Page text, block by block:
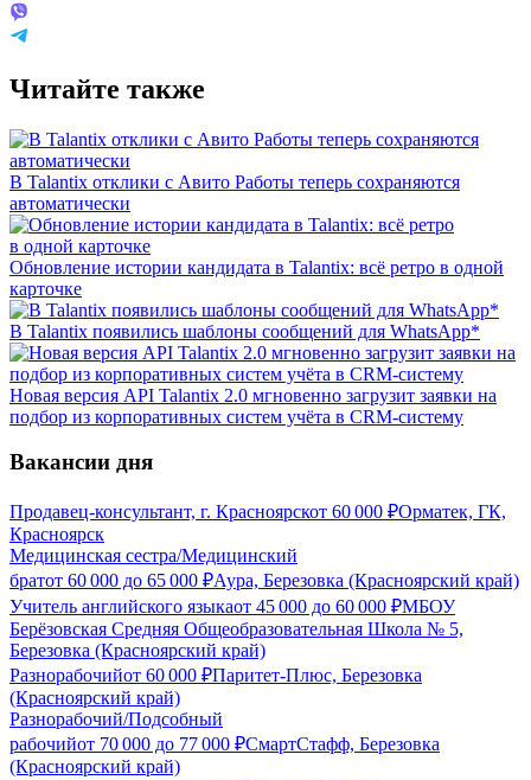
Читайте также
В Talantix отклики с Авито Работы теперь сохраняются
автоматически
Обновление истории кандидата в Talantix: всё ретро в одной
карточке
В Talantix появились шаблоны сообщений для WhatsApp*
Новая версия API Talantix 2.0 мгновенно загрузит заявки на
подбор из корпоративных систем учёта в CRM-систему
Вакансии дня
Продавец-консультант, г. Красноярскот 60 000 ₽Орматек, ГК,
Красноярск
Медицинская сестра/Медицинский
братот 60 000 до 65 000 ₽Аура, Березовка (Красноярский край)
Учитель английского языкаот 45 000 до 60 000 ₽МБОУ
Берёзовская Средняя Общеобразовательная Школа № 5,
Березовка (Красноярский край)
Разнорабочийот 60 000 ₽Паритет-Плюс, Березовка
(Красноярский край)
Разнорабочий/Подсобный
рабочийот 70 000 до 77 000 ₽СмартСтафф, Березовка
(Красноярский край)